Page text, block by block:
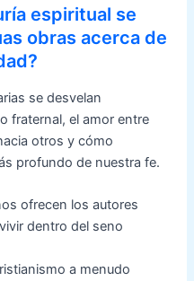
espiritual se
obras acerca de
se desvelan
fraternal, el amor entre
otros y cómo
profundo de nuestra fe.
ofrecen los autores
dentro del seno
a menudo